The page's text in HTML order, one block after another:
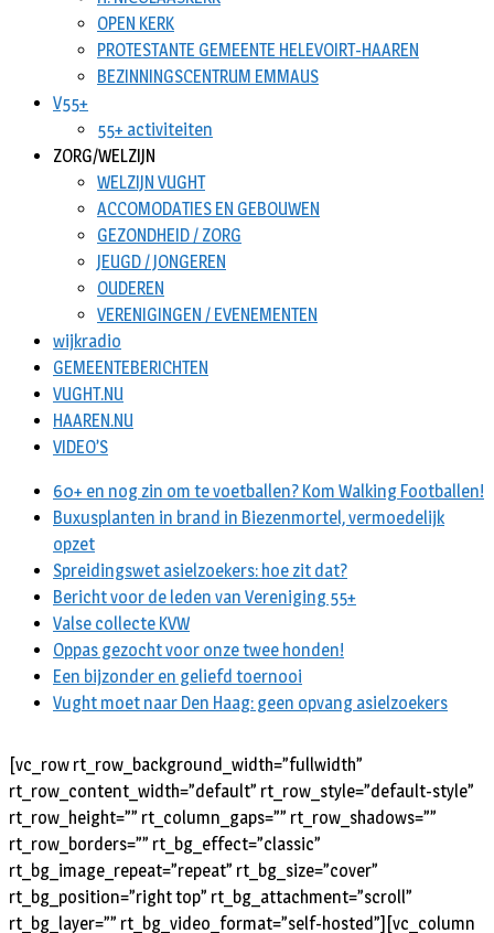
OPEN KERK
PROTESTANTE GEMEENTE HELEVOIRT-HAAREN
BEZINNINGSCENTRUM EMMAUS
V55+
55+ activiteiten
ZORG/WELZIJN
WELZIJN VUGHT
ACCOMODATIES EN GEBOUWEN
GEZONDHEID / ZORG
JEUGD / JONGEREN
OUDEREN
VERENIGINGEN / EVENEMENTEN
wijkradio
GEMEENTEBERICHTEN
VUGHT.NU
HAAREN.NU
VIDEO’S
60+ en nog zin om te voetballen? Kom Walking Footballen!
Buxusplanten in brand in Biezenmortel, vermoedelijk
opzet
Spreidingswet asielzoekers: hoe zit dat?
Bericht voor de leden van Vereniging 55+
Valse collecte KVW
Oppas gezocht voor onze twee honden!
Een bijzonder en geliefd toernooi
Vught moet naar Den Haag: geen opvang asielzoekers
[vc_row rt_row_background_width=”fullwidth”
rt_row_content_width=”default” rt_row_style=”default-style”
rt_row_height=”” rt_column_gaps=”” rt_row_shadows=””
rt_row_borders=”” rt_bg_effect=”classic”
rt_bg_image_repeat=”repeat” rt_bg_size=”cover”
rt_bg_position=”right top” rt_bg_attachment=”scroll”
rt_bg_layer=”” rt_bg_video_format=”self-hosted”][vc_column